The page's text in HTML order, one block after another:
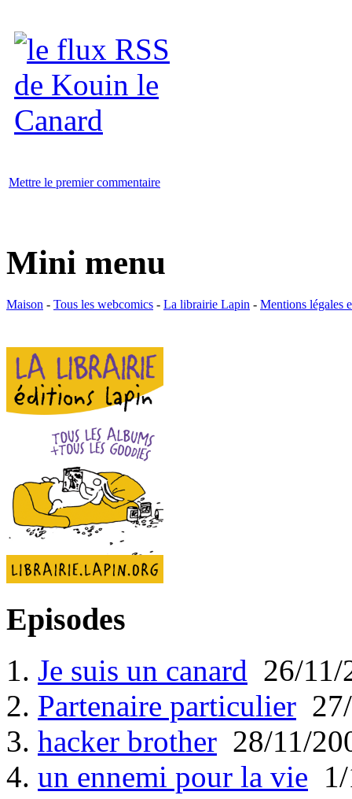
Mettre le premier commentaire
Mini menu
Maison - Tous les webcomics - La librairie Lapin - Mentions légales
Episodes
1. Je suis un canard 26/11/
2. Partenaire particulier
3. hacker brother 28/11/
4. un ennemi pour la vie